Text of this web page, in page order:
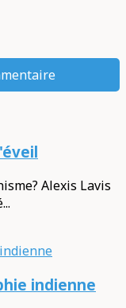
Alexis Lavis
indienne